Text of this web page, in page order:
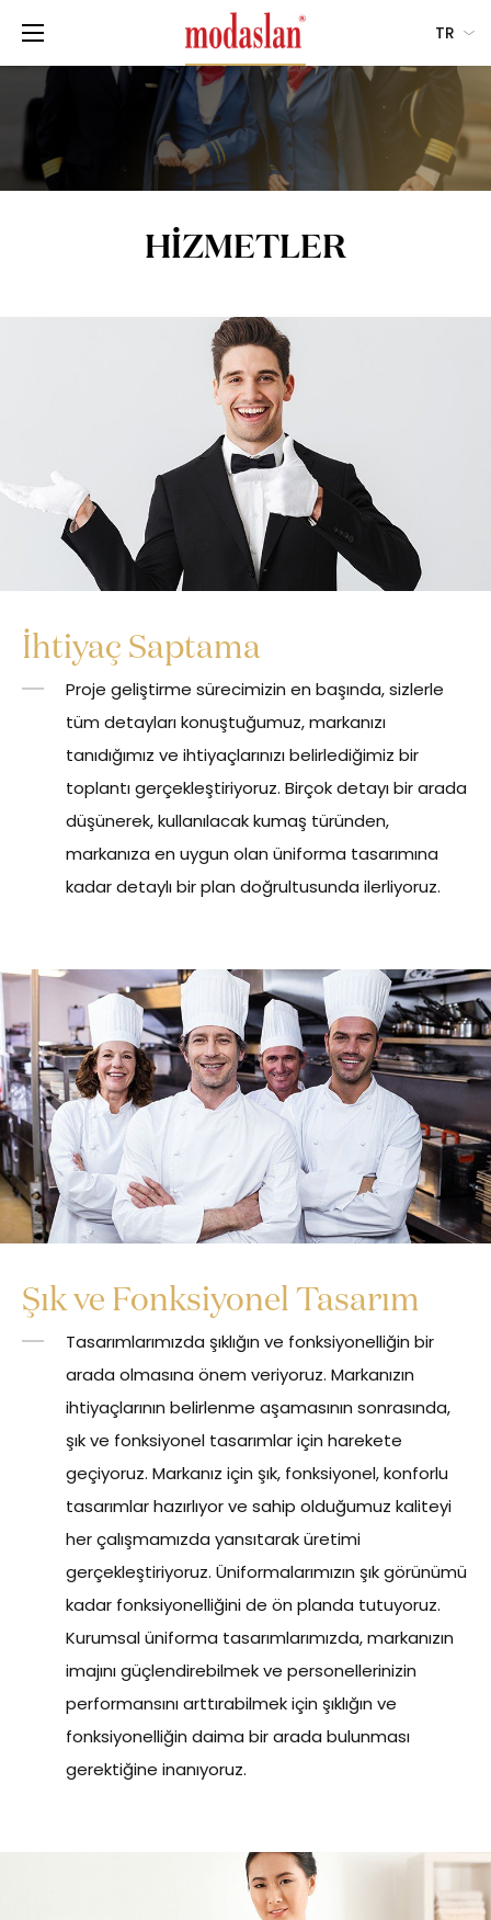
TR
HİZMETLER
İhtiyaç Saptama
Proje geliştirme sürecimizin en başında, sizlerle
tüm detayları konuştuğumuz, markanızı
tanıdığımız ve ihtiyaçlarınızı belirlediğimiz bir
toplantı gerçekleştiriyoruz. Birçok detayı bir arada
düşünerek, kullanılacak kumaş türünden,
markanıza en uygun olan üniforma tasarımına
kadar detaylı bir plan doğrultusunda ilerliyoruz.
Şık ve Fonksiyonel Tasarım
Tasarımlarımızda şıklığın ve fonksiyonelliğin bir
arada olmasına önem veriyoruz. Markanızın
ihtiyaçlarının belirlenme aşamasının sonrasında,
şık ve fonksiyonel tasarımlar için harekete
geçiyoruz. Markanız için şık, fonksiyonel, konforlu
tasarımlar hazırlıyor ve sahip olduğumuz kaliteyi
her çalışmamızda yansıtarak üretimi
gerçekleştiriyoruz. Üniformalarımızın şık görünümü
kadar fonksiyonelliğini de ön planda tutuyoruz.
Kurumsal üniforma tasarımlarımızda, markanızın
imajını güçlendirebilmek ve personellerinizin
performansını arttırabilmek için şıklığın ve
fonksiyonelliğin daima bir arada bulunması
gerektiğine inanıyoruz.